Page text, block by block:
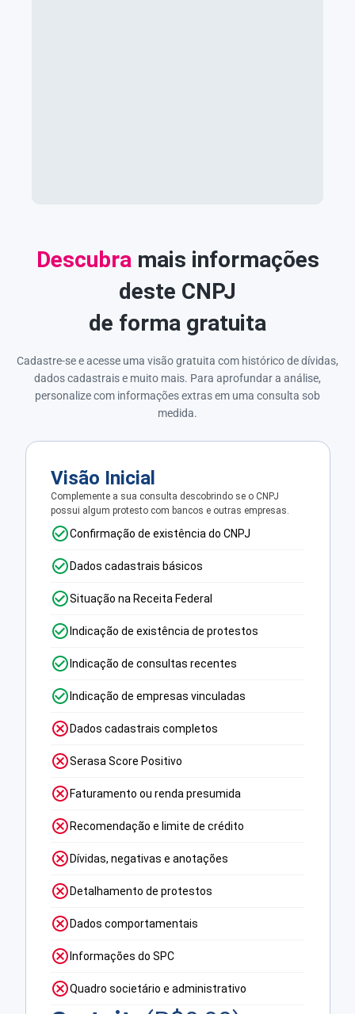
Descubramais informações
deste CNPJ
de forma gratuita
Cadastre-se e acesse uma visão gratuita com histórico de dívidas,
dados cadastrais e muito mais. Para aprofundar a análise,
personalize com informações extras em uma consulta sob
medida.
Visão Inicial
Complemente a sua consulta descobrindo se o CNPJ
possui algum protesto com bancos e outras empresas.
Confirmação de existência do CNPJ
Dados cadastrais básicos
Situação na Receita Federal
Indicação de existência de protestos
Indicação de consultas recentes
Indicação de empresas vinculadas
Dados cadastrais completos
Serasa Score Positivo
Faturamento ou renda presumida
Recomendação e limite de crédito
Dívidas, negativas e anotações
Detalhamento de protestos
Dados comportamentais
Informações do SPC
Quadro societário e administrativo